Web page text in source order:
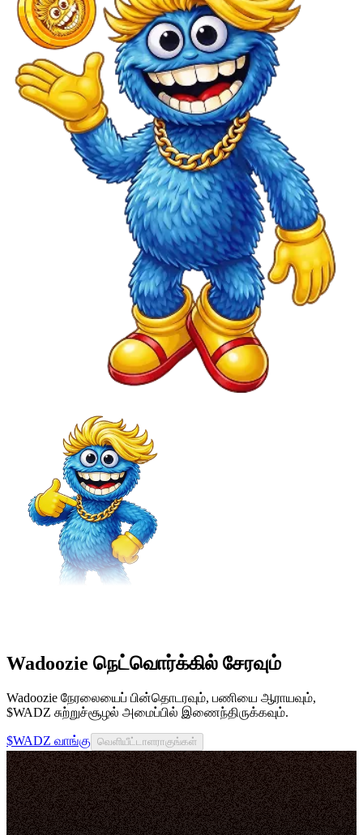
Wadoozie நெட்வொர்க்கில் சேரவும்
Wadoozie நேரலையைப் பின்தொடரவும், பணியை ஆராயவும்,
$WADZ சுற்றுச்சூழல் அமைப்பில் இணைந்திருக்கவும்.
$WADZ வாங்கு வெளியீட்டாளராகுங்கள்